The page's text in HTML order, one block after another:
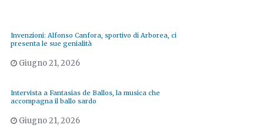
Invenzioni: Alfonso Canfora, sportivo di Arborea, ci
presenta le sue genialità
Giugno 21, 2026
Intervista a Fantasias de Ballos, la musica che
accompagna il ballo sardo
Giugno 21, 2026